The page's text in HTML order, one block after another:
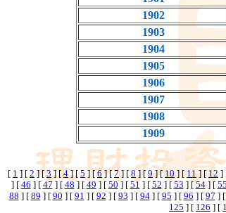
1902
1903
1904
1905
1906
1907
1908
1909
[ 1 ] [ 2] [3] [ 4] [5 ] [6] [7 ] [ 8] [9] [10 ] [11] [12 ]
] [ 46 ] [ 47 ] [ 48 ] [ 49 ] [ 50] [ 51 ] [ 52 ] [ 53 ] [54] [55
88 ] [ 89 ] [ 90 ] [ 91 ] [ 92 ] [ 93 ] [ 94] [ 95 ] [ 96 ] [ 97 ] [
125 ] [ 126 ] [